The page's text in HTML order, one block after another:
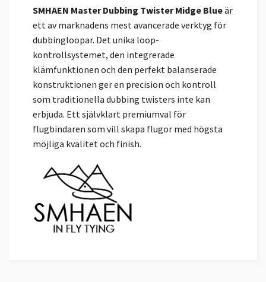
SMHAEN Master Dubbing Twister Midge Blueär
ett av marknadens mest avancerade verktyg för
dubbingloopar. Det unika loop-
kontrollsystemet, den integrerade
klämfunktionen och den perfekt balanserade
konstruktionen ger en precision och kontroll
som traditionella dubbing twisters inte kan
erbjuda. Ett självklart premiumval för
flugbindaren som vill skapa flugor med högsta
möjliga kvalitet och finish.